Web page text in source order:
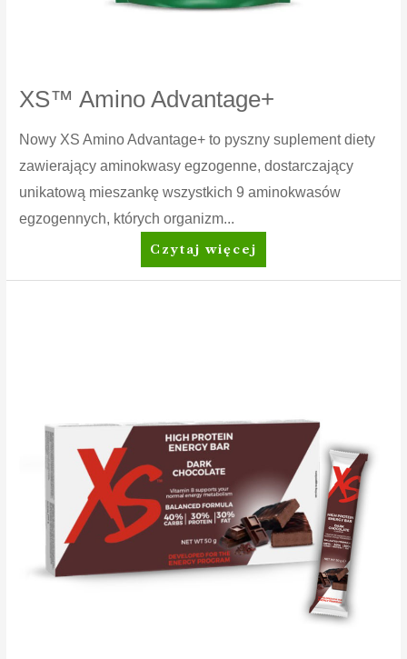
XS™ Amino Advantage+
Nowy XS Amino Advantage+ to pyszny suplement diety
zawierający aminokwasy egzogenne, dostarczający
unikatową mieszankę wszystkich 9 aminokwasów
egzogennych, których organizm...
XS™
Amino
Czytaj więcej